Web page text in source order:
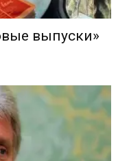
выпуски»